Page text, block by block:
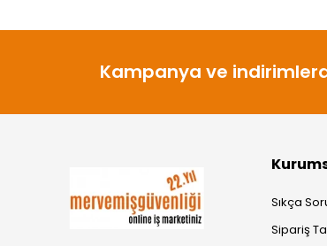
Kampanya ve
Sıkça
Sipariş